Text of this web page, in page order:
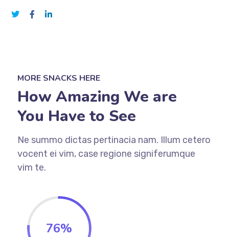
MORE SNACKS HERE
How Amazing We are
You Have to See
Ne summo dictas pertinacia nam. Illum cetero
vocent ei vim, case regione signiferumque
vim te.
76%